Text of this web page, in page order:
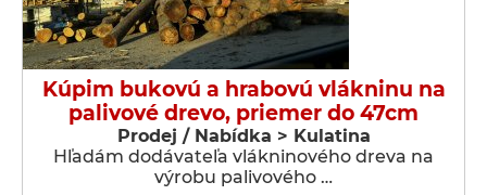
Kúpim bukovú a hrabovú vlákninu na
palivové drevo, priemer do 47cm
Prodej / Nabídka > Kulatina
Hľadám dodávateľa vlákninového dreva na
výrobu palivového …